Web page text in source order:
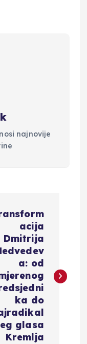
najnovije
acija
Dmitrija
a: od
ka do
glasa
Kremlja